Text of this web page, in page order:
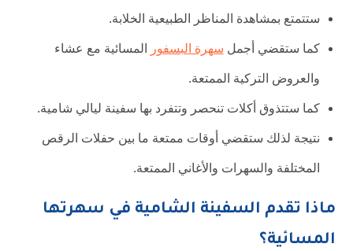
ستتمتع بمشاهدة المناظر الطبيعية الخلابة.
كما ستقضي أجمل سهرة البسفور المسائية مع عشاء
والعروض التركية الممتعة.
كما ستتذوق أكلات تنحصر وتتفرد بها سفينة ليالي شامية.
نتيجة لذلك ستقضي أوقات ممتعة ما بين حفلات الرقص
المختلفة والسهرات والأغاني الممتعة.
ماذا تقدم السفينة الشامية في سهرتها
المسائية؟